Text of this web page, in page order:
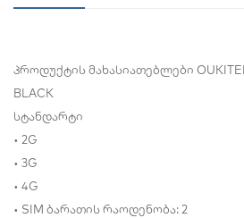
პროდუქტის მახასიათებლები
BLACK
სტანდარტი
• 2G
• 3G
• 4G
• SIM ბარათის რაოდენობა: 2